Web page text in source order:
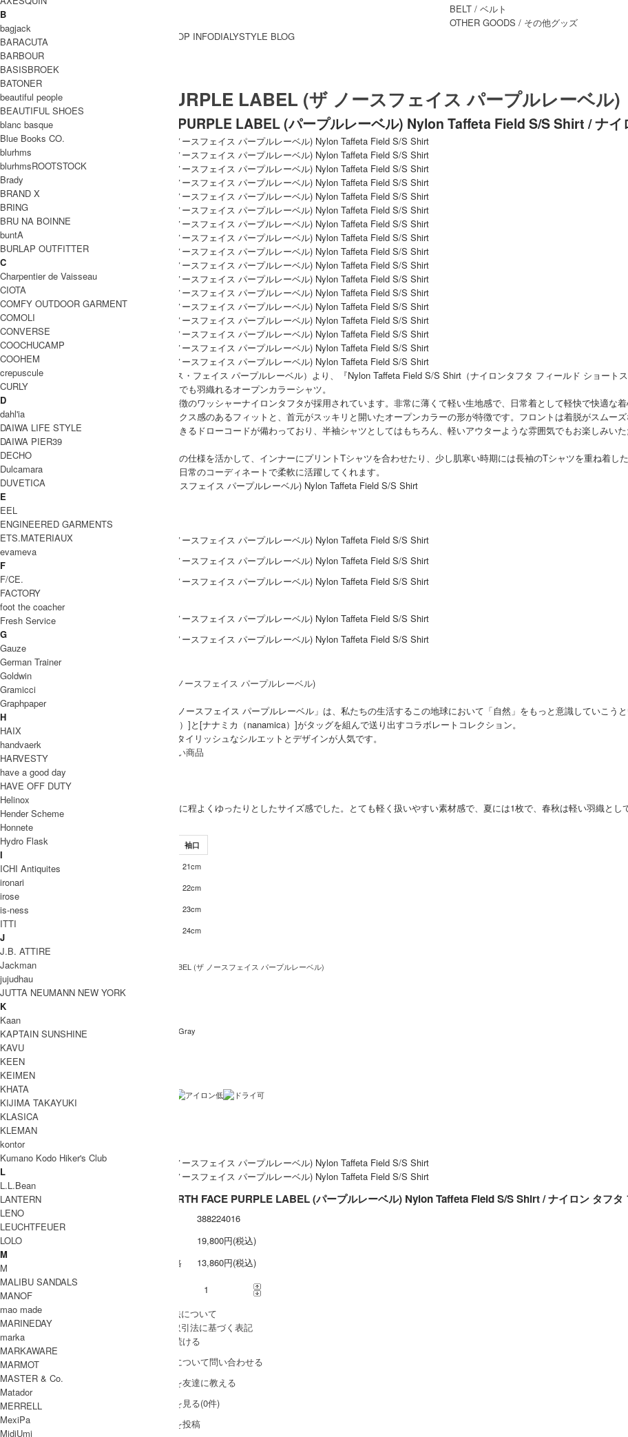
BELT / ベルト
OTHER GOODS / その他グッズ
BRAND一覧
BRAND一覧
SHOP INFODIALYSTYLE BLOG
THE NORTH FACE PURPLE LABEL (ザ ノースフェイス パープルレーベル)
THE NORTH FACE PURPLE LABEL (パープルレーベル) Nylon Taffeta Field S/S Shirt / ナ
THE NORTH FACE Purple Label（ザ・ノース・フェイス パープルレーベル）より、『Nylon Taffeta Field S/S Shirt（ナイロンタフタ フィールド ショートス
程よい光沢感と軽さを備えた、アウター感覚でも羽織れるオープンカラーシャツ。
生地には、程よい光沢感と自然な風合いが特徴のワッシャーナイロンタフタが採用されています。非常に薄くて軽い生地感で、日常着として軽快で快適な着
肩幅や身幅に程よくゆとりを持たせたリラックス感のあるフィットと、首元がスッキリと開いたオープンカラーの形が特徴です。フロントは着脱がスムー
配置されています。裾には絞り具合を調節できるドローコードが備わっており、半袖シャツとしてはもちろん、軽いアウターような雰囲気でもお楽しみい
えられています。
ゆとりのあるサイズ感や着脱しやすい前開きの仕様を活かして、インナーにプリントTシャツを合わせたり、少し肌寒い時期には長袖のTシャツを重ね着
のシャツとしても、軽い羽織りものとしても日常のコーディネートで柔軟に活躍してくれます。
THE NORTH FACE PURPLE LABEL(ザ ノースフェイス パープルレーベル) Nylon Taffeta Field S/S Shirt
COODINATE
DETAIL
ブランド紹介
THE NORTH FACE PURPLE LABEL
「THE NORTH FACE PURPLE LABEL ザ・ノースフェイス パープルレーベル」は、私たちの生活するこの地球において「自然」をもっと意識していこう
[ザ・ノース・フェイス（THE NORTH FACE）]と[ナナミカ（nanamica）]がタッグを組んで送り出すコラボレートコレクション。
通常の「THE NORTH FACE」にはない、スタイリッシュなシルエットとデザインが人気です。
THE NORTH FACE PURPLE LABEL 取り扱い商品
MODEL
MEN
(VOICE) Lサイズで全体的に程よくゆったりとしたサイズ感でした。とても軽く扱いやすい素材感で、夏には1枚で、春秋は軽い羽織とし
SIZE
サイズ 袖口
S 50cm 21cm
M 22cm
L 23cm
XL 24cm
INFORMATION
ブランド名 THE NORTH FACE PURPLE LABEL (ザ ノースフェイス パープルレーベル)
商品名 Nylon Taffeta Field S/S Shirt
カラー Light Sage , Light Gray , Asphalt Gray
素材
生産国
洗濯表記
裏地 / 透け感
THE NORTH FACE PURPLE LABEL (パープルレーベル) Nylon Taffeta Field S/S Shirt / ナイロン タフ
388224016
19,800円(税込)
販売価格
13,860円(税込)
» 採寸方法について
» 特定商取引法に基づく表記
買い物を続ける
この商品について問い合わせる
この商品を友達に教える
レビューを見る(0件)
レビューを投稿
B
bagjack
BARACUTA
BARBOUR
BASISBROEK
BATONER
beautiful people
BEAUTIFUL SHOES
blanc basque
Blue Books CO.
blurhms
blurhmsROOTSTOCK
Brady
BRAND X
BRING
BRU NA BOINNE
buntA
BURLAP OUTFITTER
C
Charpentier de Vaisseau
CIOTA
COMFY OUTDOOR GARMENT
COMOLI
CONVERSE
COOCHUCAMP
COOHEM
crepuscule
CURLY
D
dahl'ia
DAIWA LIFE STYLE
DAIWA PIER39
DECHO
Dulcamara
DUVETICA
E
EEL
ENGINEERED GARMENTS
ETS.MATERIAUX
evameva
F
F/CE.
FACTORY
foot the coacher
Fresh Service
G
Gauze
German Trainer
Goldwin
Gramicci
Graphpaper
H
HAIX
handvaerk
HARVESTY
have a good day
HAVE OFF DUTY
Helinox
Hender Scheme
Honnete
Hydro Flask
I
ICHI Antiquites
ironari
irose
is-ness
ITTI
J
J.B. ATTIRE
Jackman
jujudhau
JUTTA NEUMANN NEW YORK
K
Kaan
KAPTAIN SUNSHINE
KAVU
KEEN
KEIMEN
KHATA
KIJIMA TAKAYUKI
KLASICA
KLEMAN
kontor
Kumano Kodo Hiker's Club
L
L.L.Bean
LANTERN
LENO
LEUCHTFEUER
LOLO
M
M
MALIBU SANDALS
MANOF
mao made
MARINEDAY
marka
MARKAWARE
MARMOT
MASTER & Co.
Matador
MERRELL
MexiPa
MidiUmi